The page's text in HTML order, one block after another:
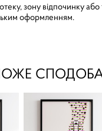
зону відпочинку або
оформленням.